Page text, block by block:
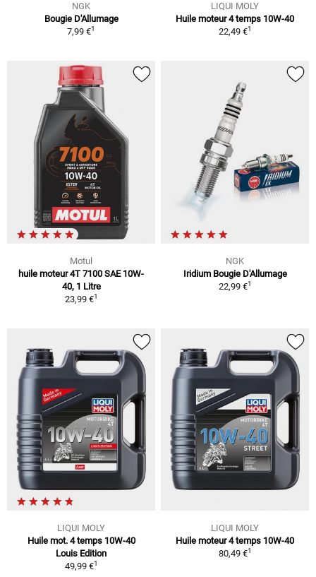
NGK
Bougie D'Allumage
7,99 €1
LIQUI MOLY
Huile moteur 4 temps 10W-40
22,49 €1
Motul
huile moteur 4T 7100 SAE 10W-
40, 1 Litre
23,99 €1
NGK
Iridium Bougie D'Allumage
22,99 €1
LIQUI MOLY
Huile mot. 4 temps 10W-40
Louis Edition
49,99 €1
LIQUI MOLY
Huile moteur 4 temps 10W-40
80,49 €1